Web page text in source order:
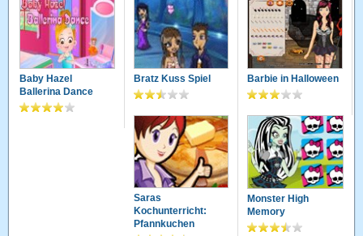
Baby Hazel
Ballerina Dance
Bratz Kuss Spiel Barbie in Halloween
Saras
Kochunterricht:
Pfannkuchen
Monster High
Memory